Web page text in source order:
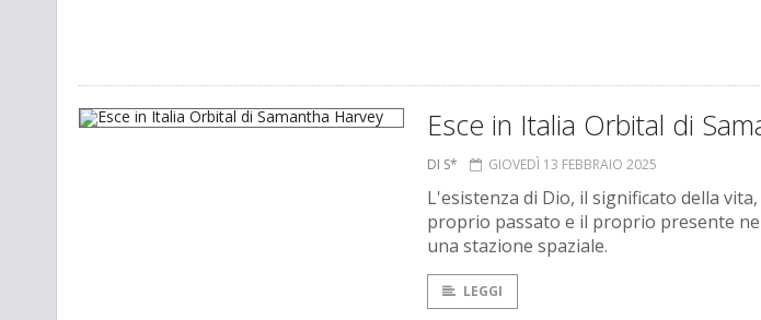
Esce in Italia Orbital di
DI S* GIOVEDÌ 13 FEBBRAIO 2025
L'esistenza di Dio, il significato della
proprio passato e il proprio presente
una stazione spaziale.
LEGGI